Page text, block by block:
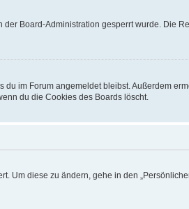
Board-Administration gesperrt wurde. Die
im Forum angemeldet bleibst. Außerdem
du die Cookies des Boards löscht.
diese zu ändern, gehe in den